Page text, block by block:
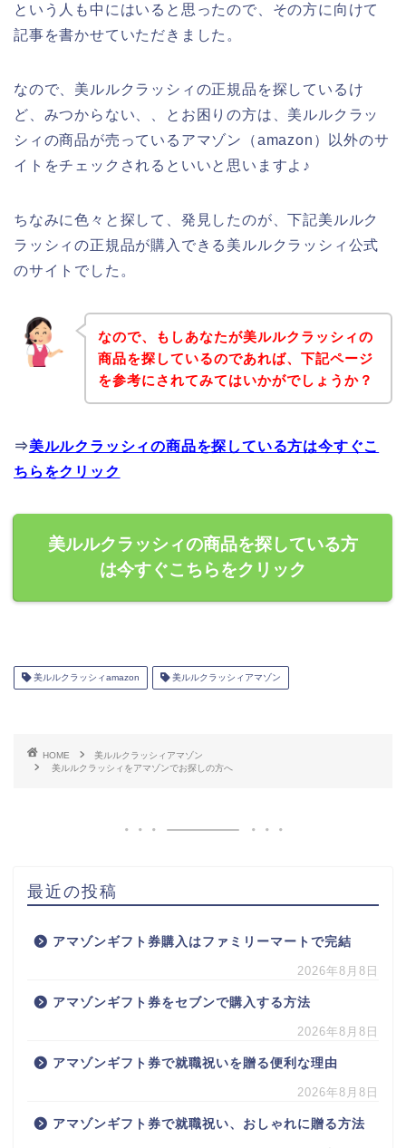
という人も中にはいると思ったので、その方に向けて
記事を書かせていただきました。
なので、美ルルクラッシィの正規品を探しているけ
ど、みつからない、、とお困りの方は、美ルルクラッ
シィの商品が売っているアマゾン（amazon）以外のサ
イトをチェックされるといいと思いますよ♪
ちなみに色々と探して、発見したのが、下記美ルルク
ラッシィの正規品が購入できる美ルルクラッシィ公式
のサイトでした。
なので、もしあなたが美ルルクラッシィの
商品を探しているのであれば、下記ページ
を参考にされてみてはいかがでしょうか？
⇒美ルルクラッシィの商品を探している方は今すぐこ
ちらをクリック
美ルルクラッシィの商品を探している方
は今すぐこちらをクリック
美ルルクラッシィamazon 美ルルクラッシィアマゾン
HOME
美ルルクラッシィアマゾン
美ルルクラッシィをアマゾンでお探しの方へ
最近の投稿
アマゾンギフト券購入はファミリーマートで完結
2026年8月8日
アマゾンギフト券をセブンで購入する方法
2026年8月8日
アマゾンギフト券で就職祝いを贈る便利な理由
2026年8月8日
アマゾンギフト券で就職祝い、おしゃれに贈る方法